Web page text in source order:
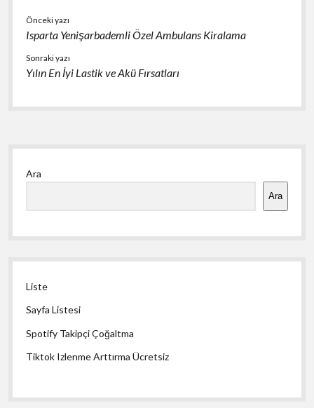
Önceki yazı
Isparta Yenişarbademli Özel Ambulans Kiralama
Sonraki yazı
Yılın En İyi Lastik ve Akü Fırsatları
Yan
Menü
Ara
Ara
Liste
Sayfa Listesi
Spotify Takipçi Çoğaltma
Tiktok Izlenme Arttırma Ücretsiz